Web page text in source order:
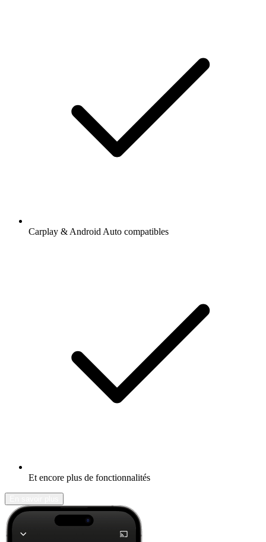
Carplay & Android Auto compatibles
Et encore plus de fonctionnalités